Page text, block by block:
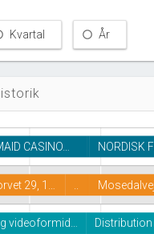
Kvartal År
CASINO… NORDISK
29, 1… Mosedalvej
videoformid…